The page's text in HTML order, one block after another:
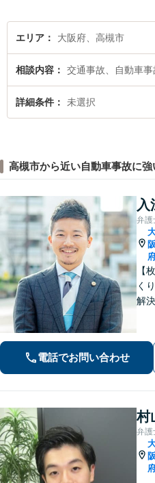
エリア 大阪府、高槻市
相談内容 交通事故、自動車事
詳細条件 未選択
高槻市から近い自動車事故に強
入
弁護
阪
【
く
解
で
電話でお問い合わせ
村
弁護
阪